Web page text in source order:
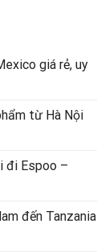
giá rẻ, uy
từ Hà Nội
đi Espoo –
đến Tanzania